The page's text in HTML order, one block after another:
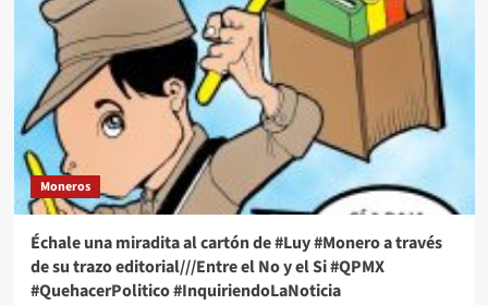
Moneros
Échale una miradita al cartón de #Luy #Monero a través
de su trazo editorial///Entre el No y el Si #QPMX
#QuehacerPolitico #InquiriendoLaNoticia